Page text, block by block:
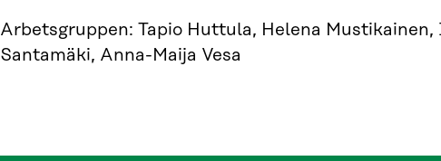
Arbetsgruppen: Tapio Huttula, Helena Mustikainen,
Santamäki, Anna-Maija Vesa